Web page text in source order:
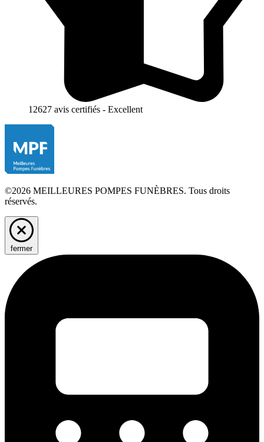
12627 avis certifiés - Excellent
©2026 MEILLEURES POMPES FUNÈBRES. Tous droits
réservés.
fermer